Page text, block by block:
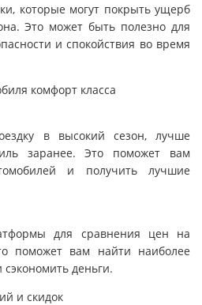
которые могут покрыть ущерб
Это может быть полезно для
и спокойствия во время
комфорт класса
в высокий сезон, лучше
заранее. Это поможет вам
и получить лучшие
для сравнения цен на
поможет вам найти наиболее
деньги.
и скидок